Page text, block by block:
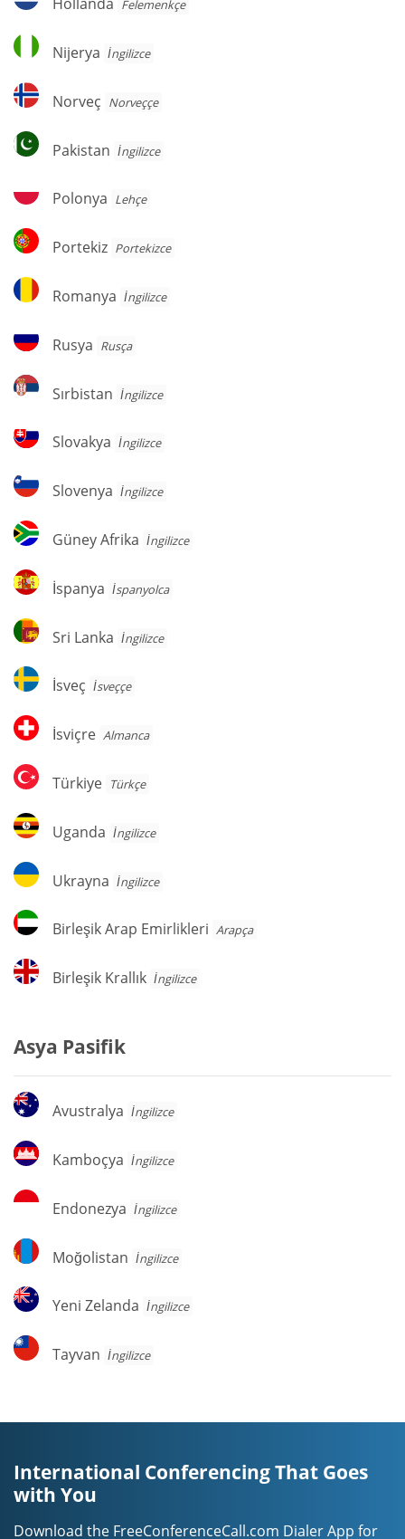
Felemenkçe
Nijerya
Nijerya İngilizce
Norveç
Norveç Norveççe
Pakistan
Pakistan İngilizce
Polonya
Polonya Lehçe
Portekiz
Portekiz Portekizce
Romanya
Romanya İngilizce
Rusya
Rusya Rusça
Sırbistan
Sırbistan İngilizce
Slovakya
Slovakya İngilizce
Slovenya
Slovenya İngilizce
Güney
Afrika
Güney Afrika İngilizce
İspanya
İspanya İspanyolca
Sri
Lanka
Sri Lanka İngilizce
İsveç
İsveç İsveççe
İsviçre
İsviçre Almanca
Türkiye
Türkiye Türkçe
Uganda
Uganda İngilizce
Ukrayna
Ukrayna İngilizce
Birleşik
Arap
Birleşik Arap Emirlikleri Arapça
Birleşik
Krallık
Birleşik Krallık İngilizce
Asya Pasifik
Avustralya
Avustralya İngilizce
Kamboçya
Kamboçya İngilizce
Endonezya
Endonezya İngilizce
Moğolistan
Moğolistan İngilizce
Yeni
Zelanda
Yeni Zelanda İngilizce
Tayvan
Tayvan İngilizce
International Conferencing That Goes
with You
Download the FreeConferenceCall.com Dialer App for